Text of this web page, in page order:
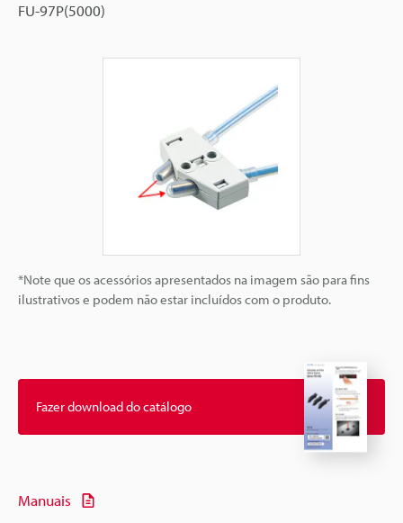
FU-97P(5000)
*Note que os acessórios apresentados na imagem são para fins
ilustrativos e podem não estar incluídos com o produto.
Fazer download do catálogo
Manuais